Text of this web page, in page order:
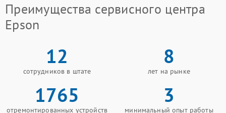
Преимущества сервисного центра
Epson
12
сотрудников в штате
8
лет на рынке
1765
отремонтированных устройств
3
минимальный опыт работы